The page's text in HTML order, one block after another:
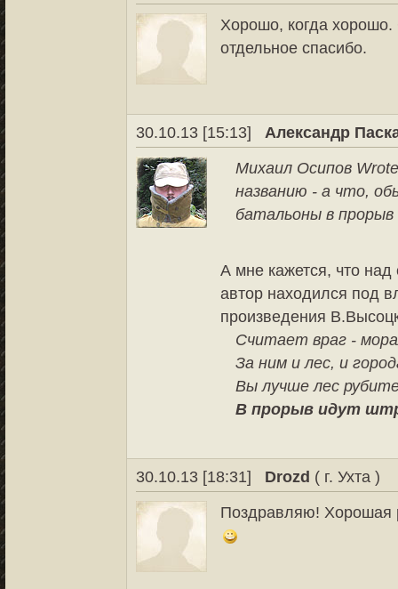
Хорошо, когда хорошо.
отдельное спасибо.
30.10.13 [15:13]
Александр
Михаил Осипов
названию - а что,
батальоны в прорыв
А мне кажется, что над
автор находился под
произведения
Считает враг -
За ним и лес, и
Вы лучше лес
В прорыв идут
30.10.13 [18:31] Drozd ( г. Ухта )
Поздравляю! Хорошая